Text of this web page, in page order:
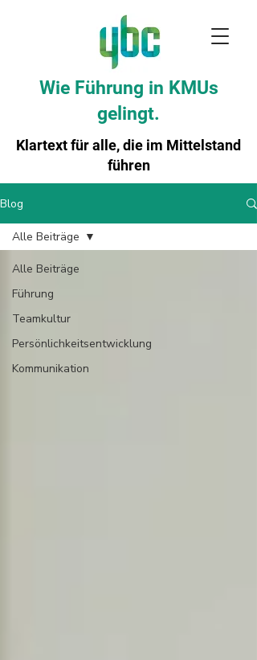
Wie Führung in KMUs
gelingt.
Klartext für alle, die im Mittelstand
führen
Blog
Alle Beiträge
Führung
Teamkultur
Persönlichkeitsentwicklung
Kommunikation
Alle Beiträge